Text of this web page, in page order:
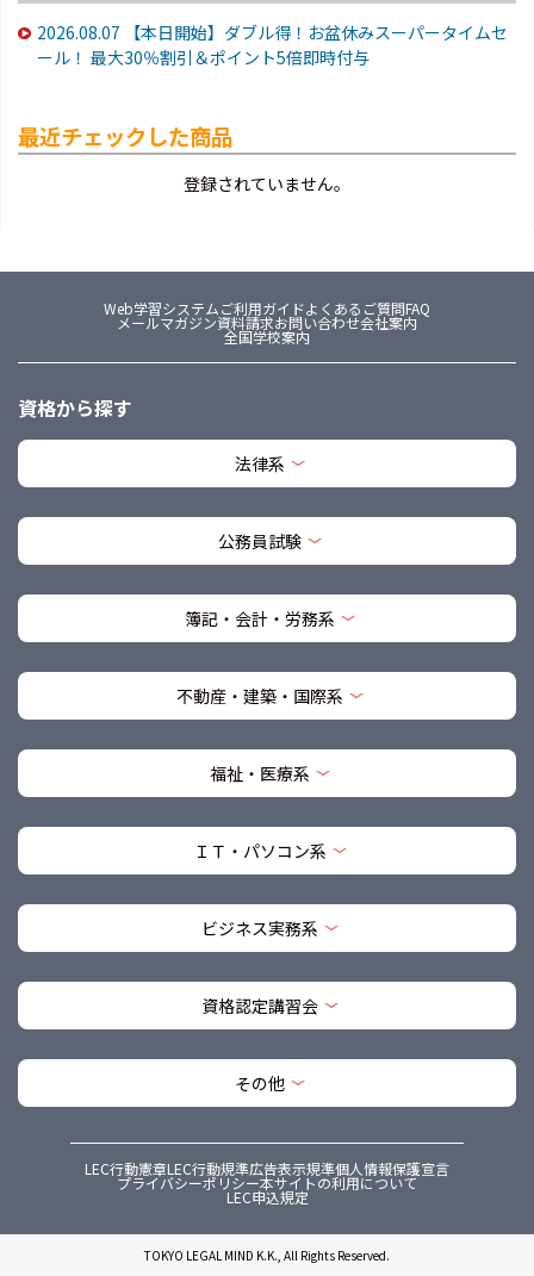
2026.08.07 【本日開始】ダブル得！お盆休みスーパータイムセ
ール！ 最大30％割引＆ポイント5倍即時付与
最近チェックした商品
登録されていません。
Web学習システムご利用ガイドよくあるご質問FAQ
メールマガジン資料請求お問い合わせ会社案内
全国学校案内
資格から探す
法律系
公務員試験
簿記・会計・労務系
不動産・建築・国際系
福祉・医療系
ＩＴ・パソコン系
ビジネス実務系
資格認定講習会
その他
LEC行動憲章LEC行動規準広告表示規準個人情報保護宣言
プライバシーポリシー本サイトの利用について
LEC申込規定
TOKYO LEGAL MIND K.K., All Rights Reserved.